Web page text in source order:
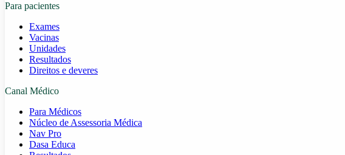
Para pacientes
Exames
Vacinas
Unidades
Resultados
Direitos e deveres
Canal Médico
Para Médicos
Núcleo de Assessoria Médica
Nav Pro
Dasa Educa